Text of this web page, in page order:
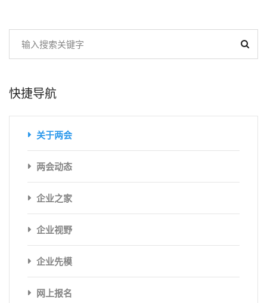
快捷导航
关于两会
两会动态
企业之家
企业视野
企业先模
网上报名